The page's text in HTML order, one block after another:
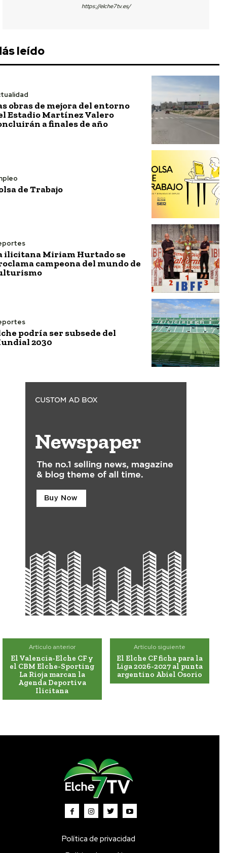
https://elche7tv.es/
leído
obras de mejora del entorno
Estadio Martínez Valero
a finales de año
de Trabajo
ilicitana Miriam Hurtado se
campeona del mundo de
podría ser subsede del
2030
Artículo anterior
El Valencia-Elche CF y
el CBM Elche-Sporting
La Rioja marcan la
Agenda Deportiva
Ilicitana
Artículo siguiente
El Elche CF ficha para la
Liga 2026-2027 al punta
argentino Abiel Osorio
Política de privacidad